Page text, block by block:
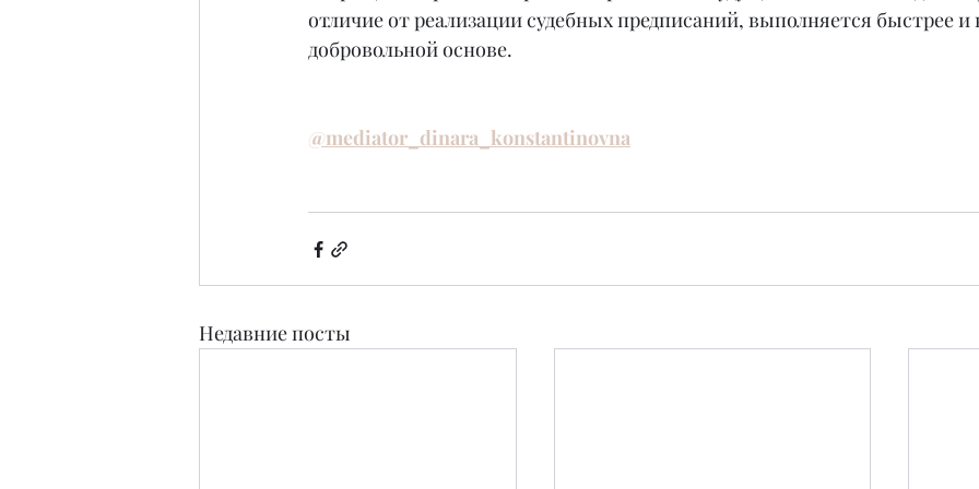
отличие от реализации судебных предписаний, выполняется быстрее и
добровольной основе.
@mediator_dinara_konstantinovna
Недавние посты